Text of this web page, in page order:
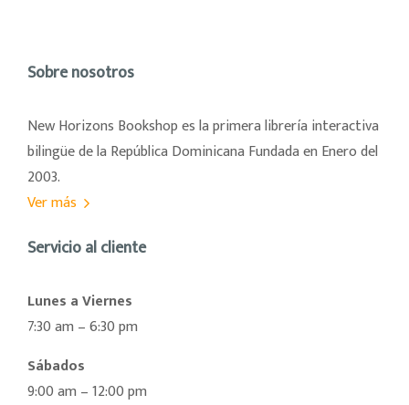
Sobre nosotros
New Horizons Bookshop es la primera librería interactiva
bilingüe de la República Dominicana Fundada en Enero del
2003.
Ver más
Servicio al cliente
Lunes a Viernes
7:30 am – 6:30 pm
Sábados
9:00 am – 12:00 pm